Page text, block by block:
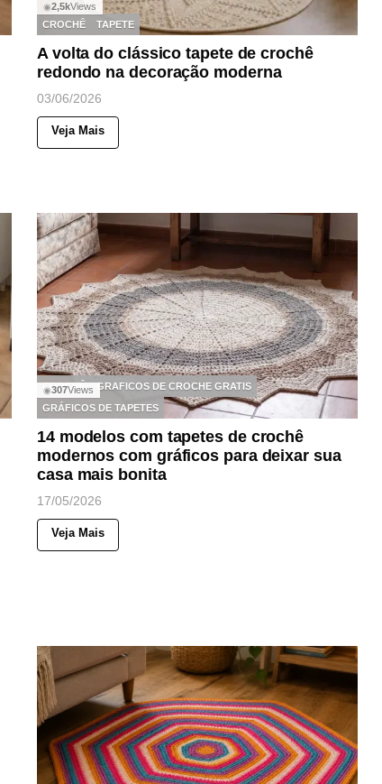
◉2,5kViews
CROCHÊ
TAPETE
A volta do clássico tapete de crochê
redondo na decoração moderna
03/06/2026
Veja Mais
◉307Views
CROCHÊ
GRAFICOS DE CROCHE GRATIS
GRÁFICOS DE TAPETES
14 modelos com tapetes de crochê
modernos com gráficos para deixar sua
casa mais bonita
17/05/2026
Veja Mais